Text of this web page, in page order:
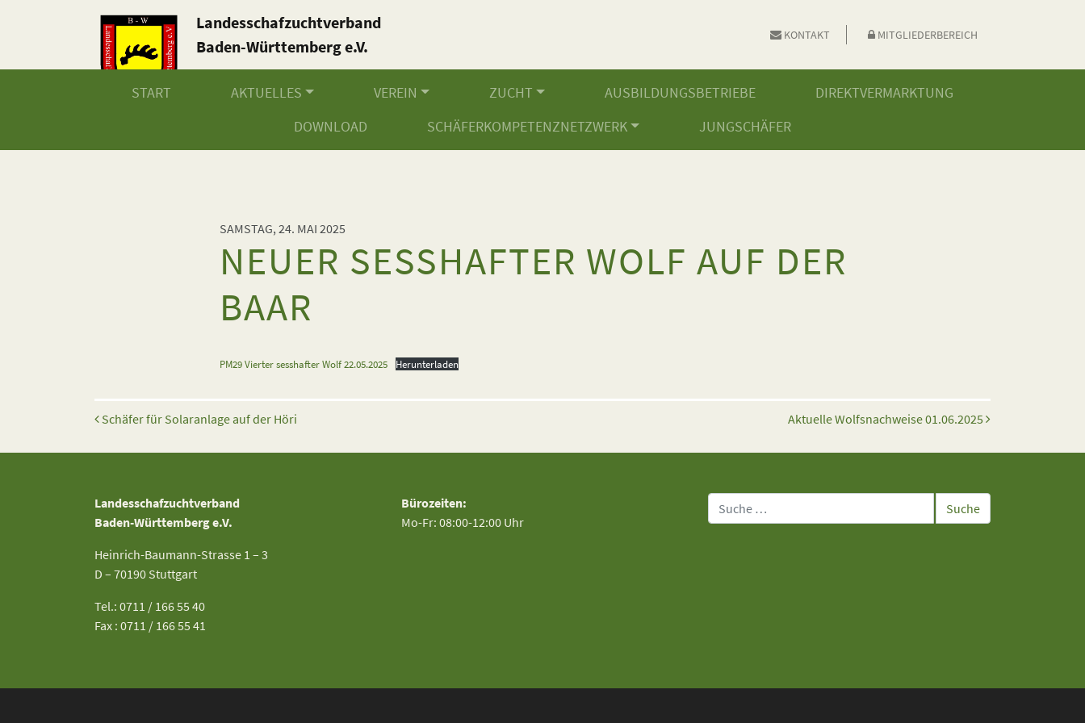
Landesschafzuchtverband
Baden-Württemberg e.V.
KONTAKT MITGLIEDERBEREICH
START AKTUELLES VEREIN ZUCHT AUSBILDUNGSBETRIEBE
DIREKTVERMARKTUNG
DOWNLOAD
SCHÄFERKOMPETENZNETZWERK JUNGSCHÄFER
SAMSTAG, 24. MAI 2025
NEUER SESSHAFTER WOLF AUF DER
BAAR
PM29 Vierter sesshafter Wolf 22.05.2025 Herunterladen
Beitrags-Navigation
Schäfer für Solaranlage auf der Höri Aktuelle Wolfsnachweise 01.06.2025
Landesschafzuchtverband
Baden-Württemberg e.V.
Heinrich-Baumann-Strasse 1 – 3
D – 70190 Stuttgart
Tel.: 0711 / 166 55 40
Fax : 0711 / 166 55 41
Bürozeiten:
Mo-Fr: 08:00-12:00 Uhr
Suche